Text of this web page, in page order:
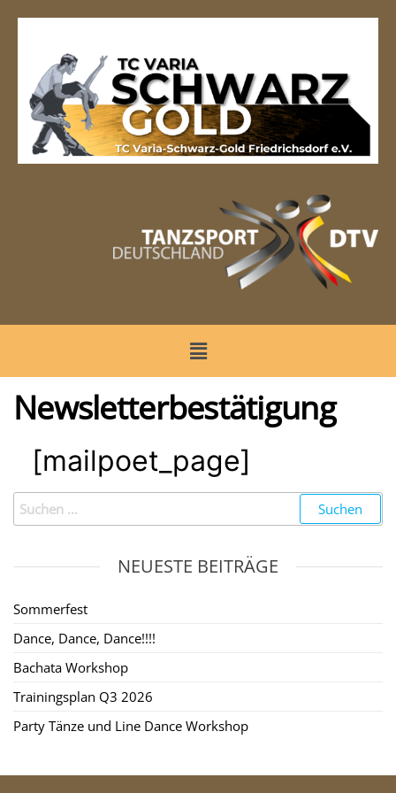
Newsletterbestätigung
[mailpoet_page]
NEUESTE BEITRÄGE
Sommerfest
Dance, Dance, Dance!!!!
Bachata Workshop
Trainingsplan Q3 2026
Party Tänze und Line Dance Workshop